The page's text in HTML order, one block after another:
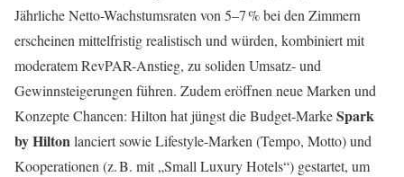
Jährliche Netto-Wachstumsraten von 5–7 % bei den Zimmern
erscheinen mittelfristig realistisch und würden, kombiniert mit
moderatem RevPAR-Anstieg, zu soliden Umsatz- und
Gewinnsteigerungen führen. Zudem eröffnen neue Marken und
Konzepte Chancen: Hilton hat jüngst die Budget-MarkeSpark
by Hiltonlanciert sowie Lifestyle-Marken (Tempo, Motto) und
Kooperationen (z. B. mit „Small Luxury Hotels“) gestartet, um